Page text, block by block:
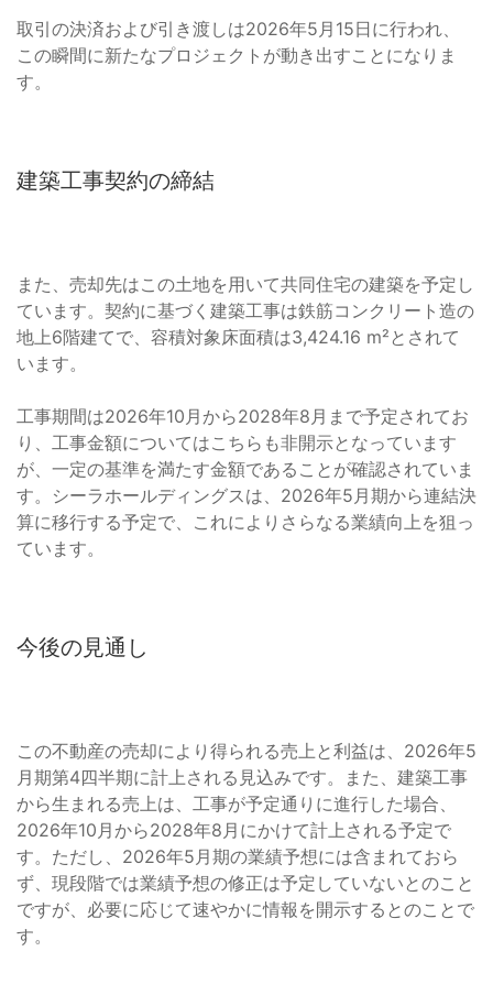
取引の決済および引き渡しは2026年5月15日に行われ、
この瞬間に新たなプロジェクトが動き出すことになりま
す。
建築工事契約の締結
また、売却先はこの土地を用いて共同住宅の建築を予定し
ています。契約に基づく建築工事は鉄筋コンクリート造の
地上6階建てで、容積対象床面積は3,424.16 m²とされて
います。
工事期間は2026年10月から2028年8月まで予定されてお
り、工事金額についてはこちらも非開示となっています
が、一定の基準を満たす金額であることが確認されていま
す。シーラホールディングスは、2026年5月期から連結決
算に移行する予定で、これによりさらなる業績向上を狙っ
ています。
今後の見通し
この不動産の売却により得られる売上と利益は、2026年5
月期第4四半期に計上される見込みです。また、建築工事
から生まれる売上は、工事が予定通りに進行した場合、
2026年10月から2028年8月にかけて計上される予定で
す。ただし、2026年5月期の業績予想には含まれておら
ず、現段階では業績予想の修正は予定していないとのこと
ですが、必要に応じて速やかに情報を開示するとのことで
す。